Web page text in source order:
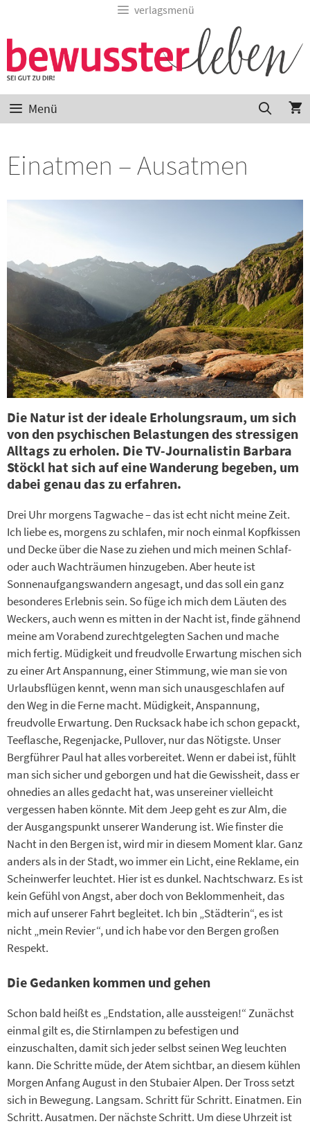
verlagsmenü
Menü
Einatmen – Ausatmen
Die Natur ist der ideale Erholungsraum, um sich
von den psychischen Belastungen des stressigen
Alltags zu erholen. Die TV-Journalistin Barbara
Stöckl hat sich auf eine Wanderung begeben, um
dabei genau das zu erfahren.
Drei Uhr morgens Tagwache – das ist echt nicht meine Zeit.
Ich liebe es, morgens zu schlafen, mir noch einmal Kopfkissen
und Decke über die Nase zu ziehen und mich meinen Schlaf-
oder auch Wachträumen hinzugeben. Aber heute ist
Sonnenaufgangswandern angesagt, und das soll ein ganz
besonderes Erlebnis sein. So füge ich mich dem Läuten des
Weckers, auch wenn es mitten in der Nacht ist, finde gähnend
meine am Vorabend zurechtgelegten Sachen und mache
mich fertig. Müdigkeit und freudvolle Erwartung mischen sich
zu einer Art Anspannung, einer Stimmung, wie man sie von
Urlaubsflügen kennt, wenn man sich unausgeschlafen auf
den Weg in die Ferne macht. Müdigkeit, Anspannung,
freudvolle Erwartung. Den Rucksack habe ich schon gepackt,
Teeflasche, Regenjacke, Pullover, nur das Nötigste. Unser
Bergführer Paul hat alles vorbereitet. Wenn er dabei ist, fühlt
man sich sicher und geborgen und hat die Gewissheit, dass er
ohnedies an alles gedacht hat, was unsereiner vielleicht
vergessen haben könnte. Mit dem Jeep geht es zur Alm, die
der Ausgangspunkt unserer Wanderung ist. Wie finster die
Nacht in den Bergen ist, wird mir in diesem Moment klar. Ganz
anders als in der Stadt, wo immer ein Licht, eine Reklame, ein
Scheinwerfer leuchtet. Hier ist es dunkel. Nachtschwarz. Es ist
kein Gefühl von Angst, aber doch von Beklommenheit, das
mich auf unserer Fahrt begleitet. Ich bin „Städterin“, es ist
nicht „mein Revier“, und ich habe vor den Bergen großen
Respekt.
Die Gedanken kommen und gehen
Schon bald heißt es „Endstation, alle aussteigen!“ Zunächst
einmal gilt es, die Stirnlampen zu befestigen und
einzuschalten, damit sich jeder selbst seinen Weg leuchten
kann. Die Schritte müde, der Atem sichtbar, an diesem kühlen
Morgen Anfang August in den Stubaier Alpen. Der Tross setzt
sich in Bewegung. Langsam. Schritt für Schritt. Einatmen. Ein
Schritt. Ausatmen. Der nächste Schritt. Um diese Uhrzeit ist